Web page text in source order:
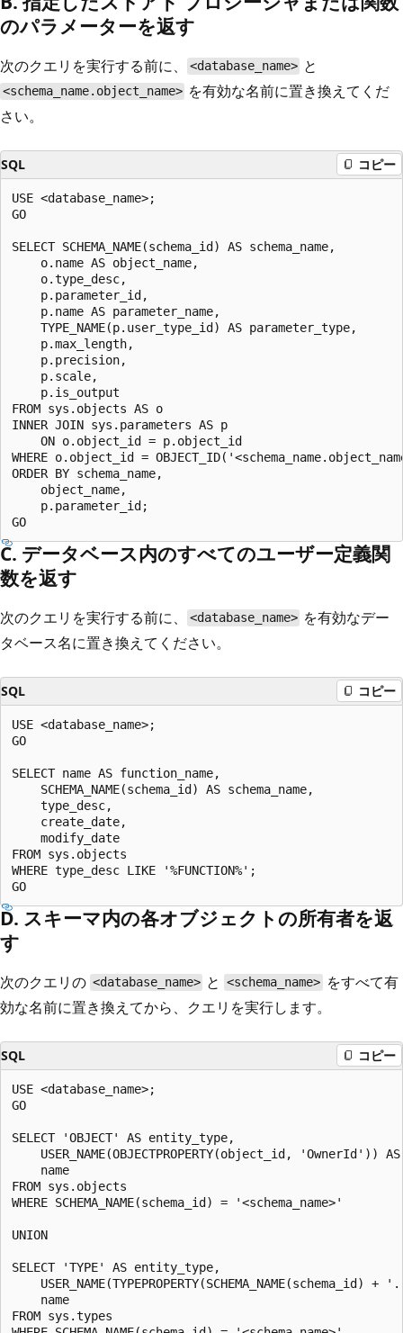
のパラメーターを返す
次のクエリを実行する前に、 <database_name> と
<schema_name.object_name> を有効な名前に置き換えてくだ
さい。
SQL コピー
USE <database_name>;
GO
SELECT SCHEMA_NAME(schema_id) AS schema_name,
    o.name AS object_name,
    o.type_desc,
    p.parameter_id,
    p.name AS parameter_name,
    TYPE_NAME(p.user_type_id) AS parameter_type,
    p.max_length,
    p.precision,
    p.scale,
    p.is_output
FROM sys.objects AS o
INNER JOIN sys.parameters AS p
    ON o.object_id = p.object_id
WHERE o.object_id =
ORDER BY schema_name,
    object_name,
    p.parameter_id;
C. データベース内のすべてのユーザー定義関
数を返す
次のクエリを実行する前に、 <database_name> を有効なデー
タベース名に置き換えてください。
SQL コピー
USE <database_name>;
GO
SELECT name AS function_name,
    SCHEMA_NAME(schema_id) AS schema_name,
    type_desc,
    create_date,
    modify_date
FROM sys.objects
WHERE type_desc LIKE '%FUNCTION%';
D. スキーマ内の各オブジェクトの所有者を返
す
次のクエリの <database_name> と <schema_name> をすべて有
効な名前に置き換えてから、クエリを実行します。
SQL コピー
USE <database_name>;
GO
SELECT 'OBJECT' AS entity_type,
USER_NAME(OBJECTPROPERTY(object_id, 'OwnerId'))
    name
FROM sys.objects
WHERE SCHEMA_NAME(schema_id) = '<schema_name>'
UNION
SELECT 'TYPE' AS entity_type,
USER_NAME(TYPEPROPERTY(SCHEMA_NAME(schema_id) +
    name
FROM sys.types